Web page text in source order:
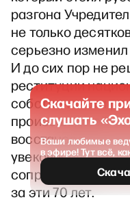
разгона
не только
серьезно изменил
И до сих пор не
реституции
собственности
произошедшей
восстановлении в
увековечивании в
сопротивления
за эти 70 лет.
Скачайте
слушать
Ваши любимые
в эфире! Тут всё,